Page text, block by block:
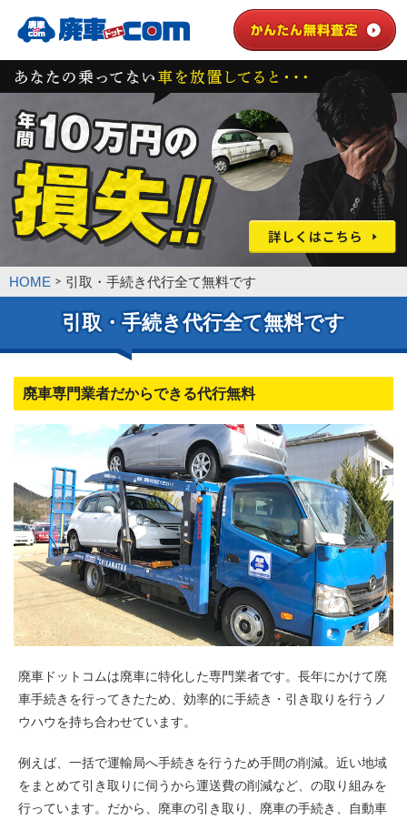
HOME 引取・手続き代行全て無料です
引取・手続き代行全て無料です
廃車専門業者だからできる代行無料
廃車ドットコムは廃車に特化した専門業者です。長年にかけて廃
車手続きを行ってきたため、効率的に手続き・引き取りを行うノ
ウハウを持ち合わせています。
例えば、一括で運輸局へ手続きを行うため手間の削減。近い地域
をまとめて引き取りに伺うから運送費の削減など、の取り組みを
行っています。だから、廃車の引き取り、廃車の手続き、自動車